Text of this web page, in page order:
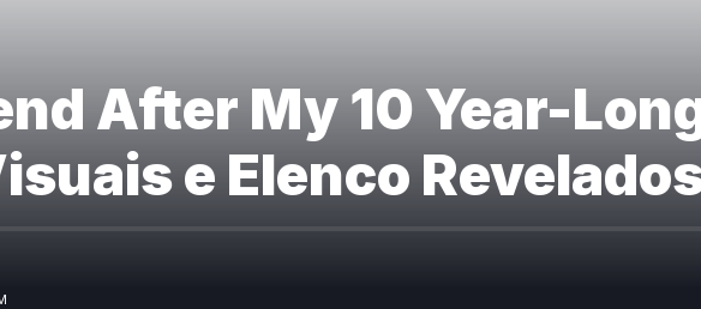
After My 10 Year-
e Elenco